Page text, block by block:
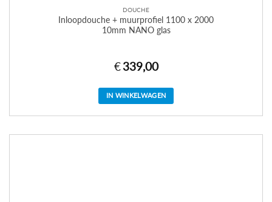
DOUCHE
Inloopdouche + muurprofiel 1100 x 2000
10mm NANO glas
€ 339,00
IN WINKELWAGEN